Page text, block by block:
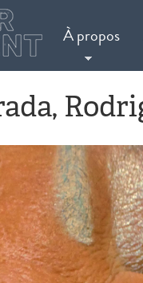
À propos